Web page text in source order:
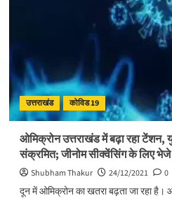
पाबंदियां,
जानें-
किस
राज्य
उठाया
है
क्या
कदम
उत्तराखंड कोविड 19
ओमिक्रोन उत्तराखंड में बढ़ा रहा टेंशन,
संक्रमित; जीनोम सीक्वेंसिंग के लिए
Shubham Thakur 24/12/2021
0
दून में ओमिक्रोन का खतरा बढ़ता जा रहा है।